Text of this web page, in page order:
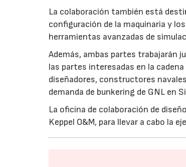
La colaboración también está
configuración de la maquinaria y
herramientas avanzadas de
Además, ambas partes trabajarán
las partes interesadas en la
diseñadores, constructores
demanda de bunkering de GNL en
La oficina de colaboración de
Keppel O&M, para llevar a cabo la